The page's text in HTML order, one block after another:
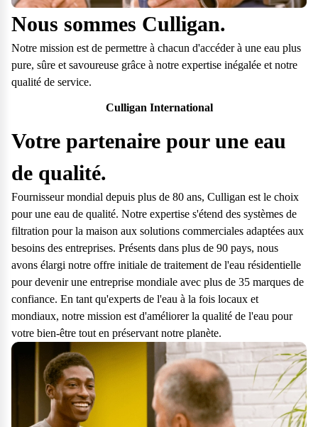
Nous sommes Culligan.
Notre mission est de permettre à chacun d'accéder à une eau plus
pure, sûre et savoureuse grâce à notre expertise inégalée et notre
qualité de service.
Culligan International
Votre partenaire pour une eau
de qualité.
Fournisseur mondial depuis plus de 80 ans, Culligan est le choix
pour une eau de qualité. Notre expertise s'étend des systèmes de
filtration pour la maison aux solutions commerciales adaptées aux
besoins des entreprises. Présents dans plus de 90 pays, nous
avons élargi notre offre initiale de traitement de l'eau résidentielle
pour devenir une entreprise mondiale avec plus de 35 marques de
confiance. En tant qu'experts de l'eau à la fois locaux et
mondiaux, notre mission est d'améliorer la qualité de l'eau pour
votre bien-être tout en préservant notre planète.
Questions fréquentes
Consultez notre page de FAQ pour trouver toutes les réponses à vos
questions.
Service après-vente
Vous avez des demandes sur l’entretien, le suivi et le dépannage de
votre matériel ? Culligan est là pour vous
Contactez notre service client